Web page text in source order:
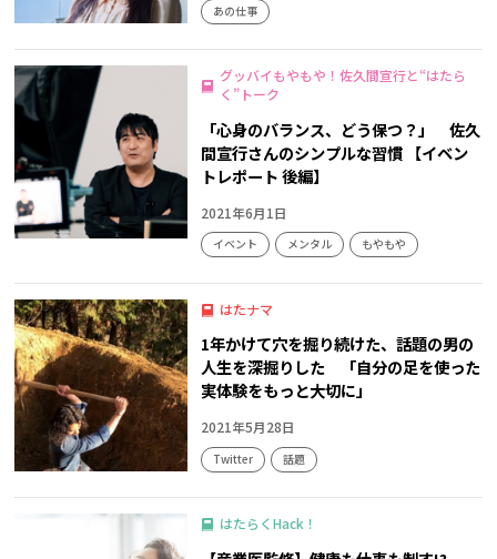
あの仕事
グッバイもやもや！佐久間宣行と“はたら
く”トーク
「心身のバランス、どう保つ？」 佐久
間宣行さんのシンプルな習慣 【イベン
トレポート 後編】
2021年6月1日
イベント メンタル もやもや
はたナマ
1年かけて穴を掘り続けた、話題の男の
人生を深掘りした 「自分の足を使った
実体験をもっと大切に」
2021年5月28日
Twitter 話題
はたらくHack！